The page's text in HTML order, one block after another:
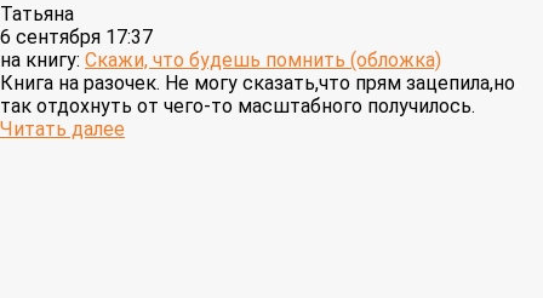
Татьяна
6 сентября 17:37
на книгу: Скажи, что будешь помнить (обложка)
Книга на разочек. Не могу сказать,что прям зацепила,но
так отдохнуть от чего-то масштабного получилось.
Читать далее